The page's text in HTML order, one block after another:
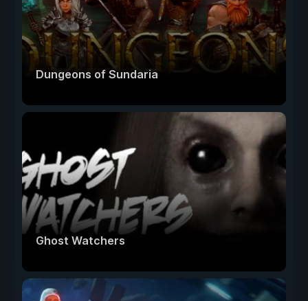
Dungeons of Sundaria
Ghost Watchers